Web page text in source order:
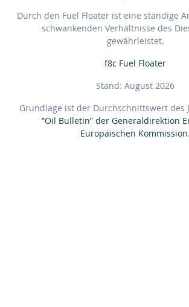
Durch den Fuel Floater ist eine ständige
schwankenden Verhältnisse des
gewährleistet.
f8c Fuel Floater
Stand: August 2026
Grundlage ist der Durchschnittswert des
“Oil Bulletin” der Generaldirektion
Europäischen Kommission.